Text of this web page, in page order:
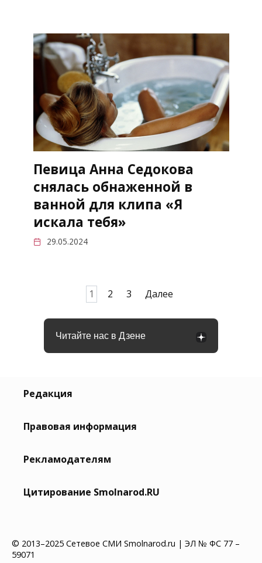
Певица Анна Седокова
снялась обнаженной в
ванной для клипа «Я
искала тебя»
29.05.2024
1 2 3 Далее
Читайте нас в Дзене
Редакция
Правовая информация
Рекламодателям
Цитирование Smolnarod.RU
© 2013–2025 Сетевое СМИ Smolnarod.ru | ЭЛ № ФС 77 –
59071